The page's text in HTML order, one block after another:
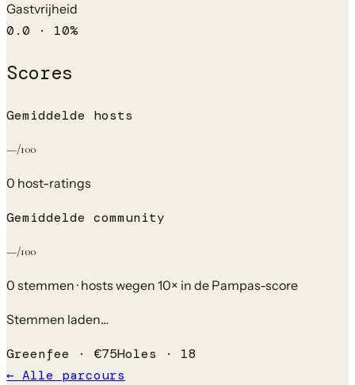
Gastvrijheid
0.0 · 10%
Scores
Gemiddelde hosts
—/100
0 host-ratings
Gemiddelde community
—/100
0 stemmen · hosts wegen 10× in de Pampas-score
Stemmen laden…
Greenfee · €75Holes · 18
← Alle parcours